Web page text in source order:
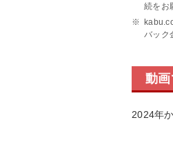
続をお
※
バック
動画
2024年